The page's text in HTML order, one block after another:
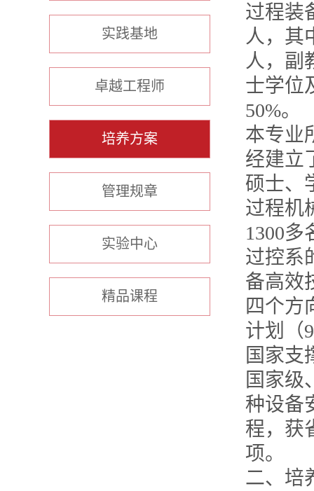
实践基地
卓越工程师
培养方案
管理规章
实验中心
精品课程
过程装
人，其
人，副
士学位
50%。
本专业
经建立
硕士、
过程机
1300
过控系
备高效
四个方
计划（
国家支
国家级
种设备
程，获
项。
二、培